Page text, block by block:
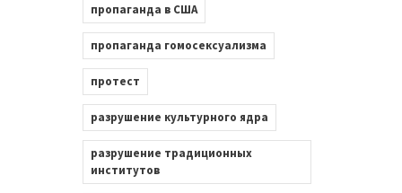
пропаганда в США
пропаганда гомосексуализма
протест
разрушение культурного ядра
разрушение традиционных
институтов